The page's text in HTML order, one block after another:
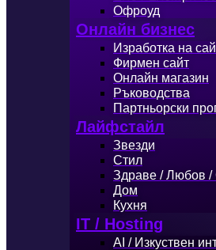
Офроуд
Онлайн бизнес
Изработка на
Фирмен сайт
Онлайн магазин
Ръководства
Партньорски
Лайфстайл
Звезди
Стил
Здраве / Любов /
Дом
Кухня
IT / Hosting
AI / Изкуствен